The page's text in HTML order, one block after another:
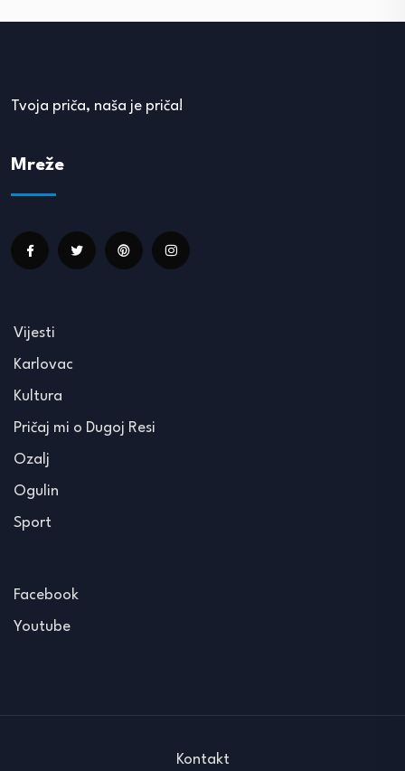
Tvoja priča, naša je priča!
Mreže
Vijesti
Karlovac
Kultura
Pričaj mi o Dugoj Resi
Ozalj
Ogulin
Sport
Facebook
Youtube
Kontakt